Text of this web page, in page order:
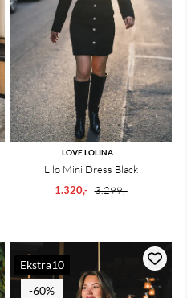
LOVE LOLINA
Lilo Mini Dress Black
1.320,- 3.299,-
Ekstra10
-60%